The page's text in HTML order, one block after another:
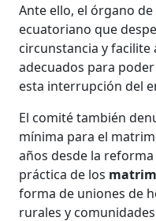
Ante ello, el órgano
ecuatoriano que
circunstancia y facilite
adecuados para
esta interrupción del
El comité también
mínima para el
años desde la reforma
práctica de los
forma de uniones de
rurales y